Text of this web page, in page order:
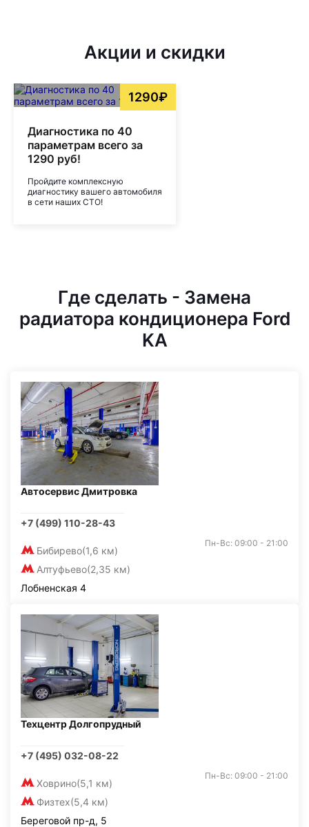
Акции и скидки
1290₽
Диагностика по 40
параметрам всего за
1290 руб!
Пройдите комплексную
диагностику вашего автомобиля
в сети наших СТО!
Где сделать - Замена
радиатора кондиционера Ford
KA
Автосервис Дмитровка
+7 (499) 110-28-43
Бибирево(1,6 км)
Алтуфьево(2,35 км)
Пн-Вс: 09:00 - 21:00
Лобненская 4
Техцентр Долгопрудный
+7 (495) 032-08-22
Ховрино(5,1 км)
Физтех(5,4 км)
Пн-Вс: 09:00 - 21:00
Береговой пр-д, 5